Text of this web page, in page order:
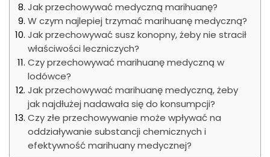
Jak przechowywać medyczną marihuanę?
W czym najlepiej trzymać marihuanę medyczną?
Jak przechowywać susz konopny, żeby nie stracił
właściwości leczniczych?
Czy przechowywać marihuanę medyczną w
lodówce?
Jak przechowywać marihuanę medyczną, żeby
jak najdłużej nadawała się do konsumpcji?
Czy złe przechowywanie może wpływać na
oddziaływanie substancji chemicznych i
efektywność marihuany medycznej?